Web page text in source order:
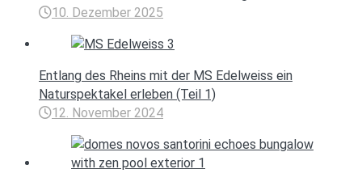
10. Dezember 2025
Entlang des Rheins mit der MS Edelweiss ein
Naturspektakel erleben (Teil 1)
12. November 2024